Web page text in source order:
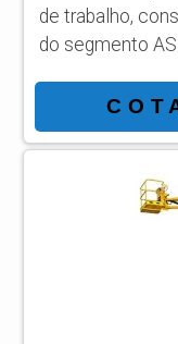
de trabalho,
do segmento
própria
área de atuação. MAIS
PLATAFORMA
Quem busca
trabalho em
com os
site da ASL
em plataformas